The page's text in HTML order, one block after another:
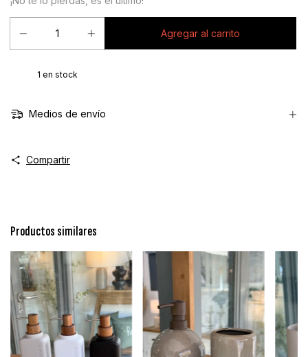
1 en stock
Medios de envío
Compartir
Productos similares